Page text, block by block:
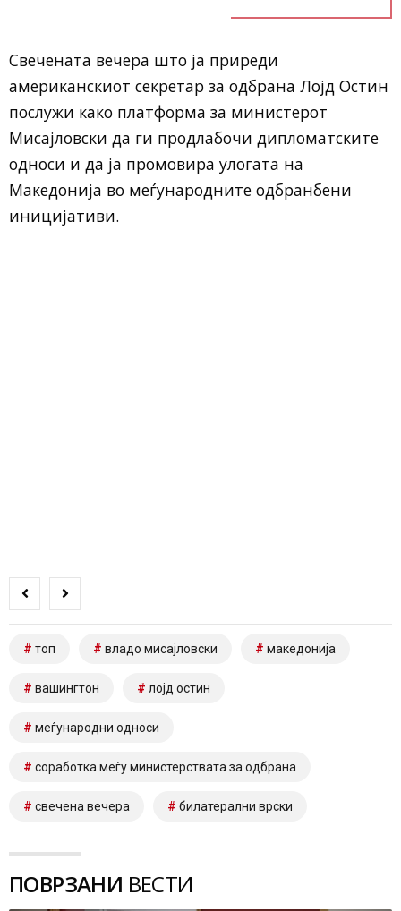
Свечената вечера што ја приреди
американскиот секретар за одбрана Лојд Остин
послужи како платформа за министерот
Мисајловски да ги продлабочи дипломатските
односи и да ја промовира улогата на
Македонија во меѓународните одбранбени
иницијативи.
топ владо мисајловски македонија
вашингтон лојд остин
меѓународни односи
соработка меѓу министерствата за одбрана
свечена вечера билатерални врски
ПОВРЗАНИ ВЕСТИ